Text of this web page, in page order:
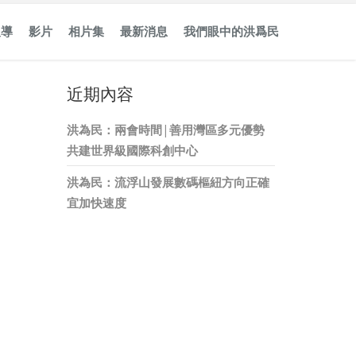
影片 相片集 最新消息 我們眼中的洪爲民
近期內容
洪為民：兩會時間 | 善用灣區多元優勢
共建世界級國際科創中心
洪為民：流浮山發展數碼樞紐方向正確
宜加快速度